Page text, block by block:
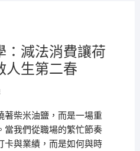
：減法消費讓荷
人生第二春
著柴米油鹽，而是一場重
當我們從職場的繁忙節奏
卡與業績，而是如何與時